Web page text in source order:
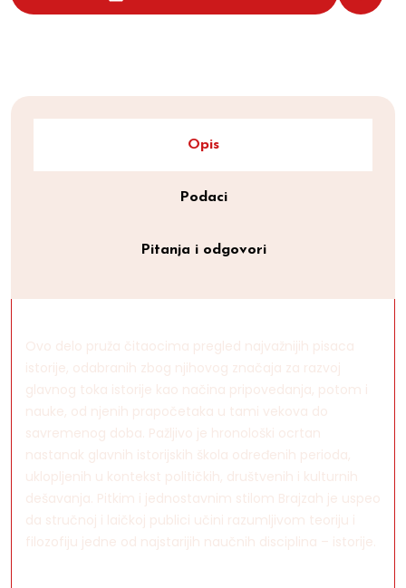
Opis
Podaci
Pitanja i odgovori
Ovo delo pruža čitaocima pregled najvažnijih pisaca
istorije, odabranih zbog njihovog značaja za razvoj
glavnog toka istorije kao načina pripovedanja, potom i
nauke, od njenih prapočetaka u tami vekova do
savremenog doba. Pažljivo je hronološki ocrtan
nastanak glavnih istorijskih škola određenih perioda,
uklopljenih u kontekst političkih, društvenih i kulturnih
dešavanja. Pitkim i jednostavnim stilom Brajzah je uspeo
da stručnoj i laičkoj publici učini razumljivom teoriju i
filozofiju jedne od najstarijih naučnih disciplina – istorije.